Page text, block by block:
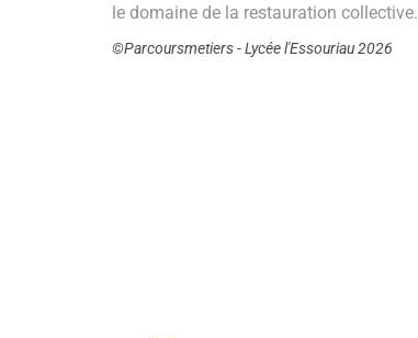
le domaine de la restauration collective.
©Parcoursmetiers - Lycée l'Essouriau 2026